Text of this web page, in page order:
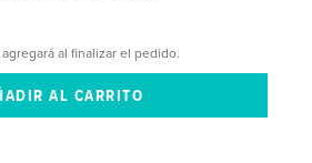
agregará al finalizar el pedido.